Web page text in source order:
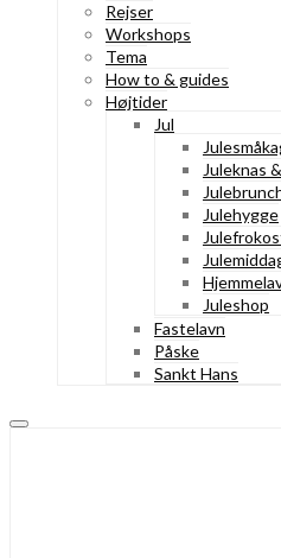
Rejser
Workshops
Tema
How to & guides
Højtider
Jul
Juleknas
Julehygge
Juleshop
Fastelavn
Påske
Sankt Hans